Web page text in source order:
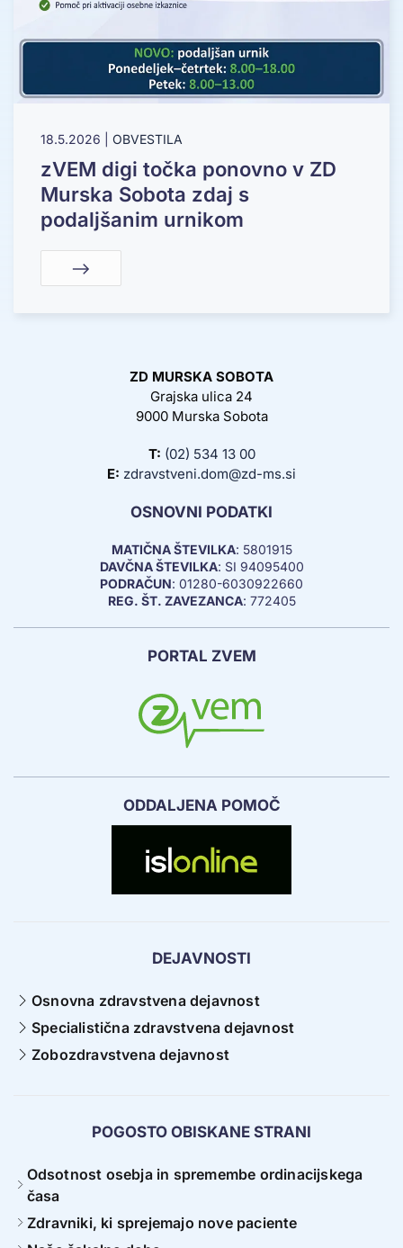
18.5.2026 OBVESTILA
zVEM digi točka ponovno v ZD
Murska Sobota zdaj s
podaljšanim urnikom
ZD MURSKA SOBOTA
Grajska ulica 24
9000 Murska Sobota
T: (02) 534 13 00
E: zdravstveni.dom@zd-ms.si
OSNOVNI PODATKI
MATIČNA ŠTEVILKA: 5801915
DAVČNA ŠTEVILKA: SI 94095400
PODRAČUN: 01280-6030922660
REG. ŠT. ZAVEZANCA: 772405
PORTAL ZVEM
ODDALJENA POMOČ
DEJAVNOSTI
Osnovna zdravstvena dejavnost
Specialistična zdravstvena dejavnost
Zobozdravstvena dejavnost
POGOSTO OBISKANE STRANI
Odsotnost osebja in spremembe ordinacijskega
časa
Zdravniki, ki sprejemajo nove paciente